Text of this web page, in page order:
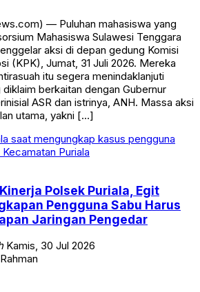
— Puluhan mahasiswa yang
Mahasiswa Sulawesi Tenggara
aksi di depan gedung Komisi
(KPK), Jumat, 31 Juli 2026. Mereka
itu segera menindaklanjuti
berkaitan dengan Gubernur
ASR dan istrinya, ANH. Massa aksi
utama, yakni […]
Polsek Puriala, Egit
Pengguna Sabu Harus
Jaringan Pengedar
Kamis, 30 Jul 2026